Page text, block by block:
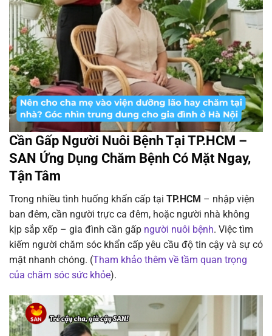
Cần Gấp Người Nuôi Bệnh Tại TP.HCM –
SAN Ứng Dụng Chăm Bệnh Có Mặt Ngay,
Tận Tâm
Trong nhiều tình huống khẩn cấp tại TP.HCM – nhập viện
ban đêm, cần người trực ca đêm, hoặc người nhà không
kịp sắp xếp – gia đình cần gấp người nuôi bệnh. Việc tìm
kiếm người chăm sóc khẩn cấp yêu cầu độ tin cậy và sự có
mặt nhanh chóng. (Tham khảo thêm về tầm quan trọng
của chăm sóc sức khỏe).